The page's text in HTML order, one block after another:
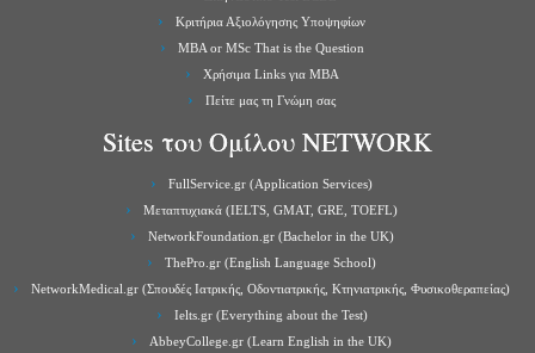
Κριτήρια Αξιολόγησης Υποψηφίων
MBA or MSc That is the Question
Χρήσιμα Links για ΜBA
Πείτε μας τη Γνώμη σας
Sites του Ομίλου NETWORK
FullService.gr (Application Services)
Μεταπτυχιακά (IELTS, GMAT, GRE, TOEFL)
NetworkFoundation.gr (Bachelor in the UK)
ThePro.gr (English Language School)
NetworkMedical.gr (Σπουδές Ιατρικής, Οδοντιατρικής, Κτηνιατρικής, Φυσικοθεραπείας)
Ielts.gr (Everything about the Test)
AbbeyCollege.gr (Learn English in the UK)